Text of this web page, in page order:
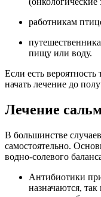
работникам
пищу или воду.
Если есть
начать лечение до
Лечение
В большинстве
самостоятельно.
водно-солевого
Антибиотики
назначаются,